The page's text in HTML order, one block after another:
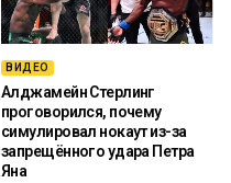
ВИДЕО
Алджамейн Стерлинг
проговорился, почему
симулировал нокаут из-за
запрещённого удара Петра
Яна